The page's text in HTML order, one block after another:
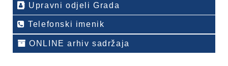
Upravni odjeli Grada
Telefonski imenik
ONLINE arhiv sadržaja